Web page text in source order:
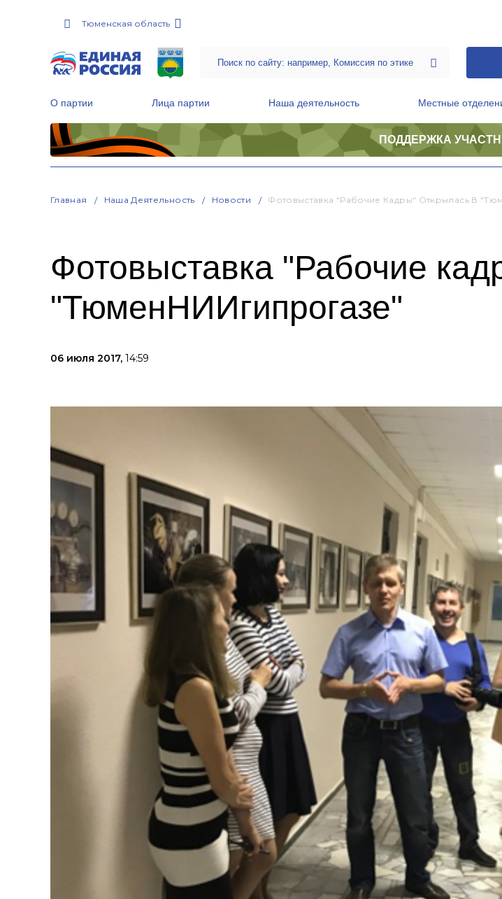
Тюменская область
О партии Лица партии Наша деятельность Местные
ПОДДЕРЖКА
Главная Наша Деятельность Новости Фотовыставка "Рабочие Кадры" Открылась В
Фотовыставка "Рабочие
"ТюменНИИгипрогазе"
06 июля 2017, 14:59